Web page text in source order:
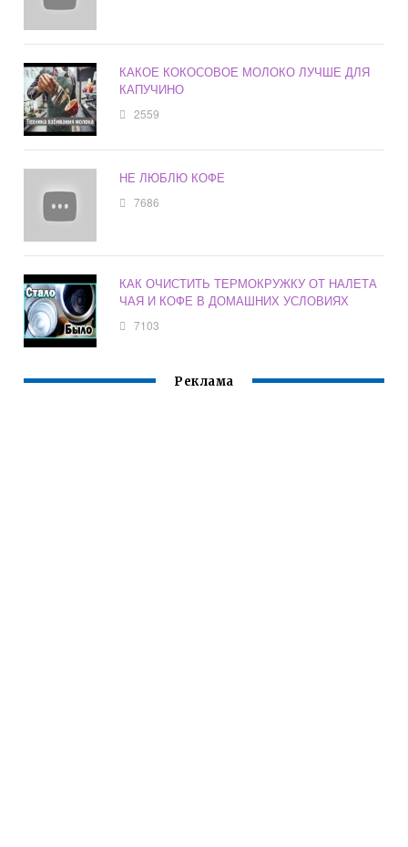
КАКОЕ КОКОСОВОЕ МОЛОКО ЛУЧШЕ ДЛЯ
КАПУЧИНО
2559
НЕ ЛЮБЛЮ КОФЕ
7686
КАК ОЧИСТИТЬ ТЕРМОКРУЖКУ ОТ НАЛЕТА
ЧАЯ И КОФЕ В ДОМАШНИХ УСЛОВИЯХ
7103
Реклама